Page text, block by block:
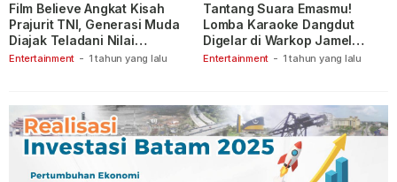
Entertainment - 1 tahun yang lalu
Film Believe Angkat Kisah
Prajurit TNI, Generasi Muda
Diajak Teladani Nilai
Keberanian
Entertainment - 1 tahun yang lalu
Tantang Suara Emasmu!
Lomba Karaoke Dangdut
Digelar di Warkop Jamel
Ganet